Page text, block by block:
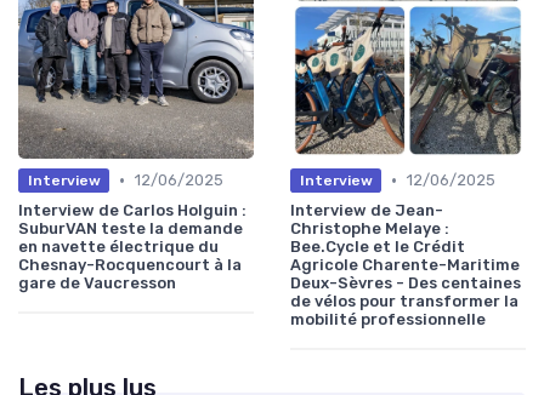
Interview • 12/06/2025
Interview de Carlos Holguin :
SuburVAN teste la demande
en navette électrique du
Chesnay-Rocquencourt à la
gare de Vaucresson
Interview • 12/06/2025
Interview de Jean-
Christophe Melaye :
Bee.Cycle et le Crédit
Agricole Charente-Maritime
Deux-Sèvres - Des centaines
de vélos pour transformer la
mobilité professionnelle
Les plus lus